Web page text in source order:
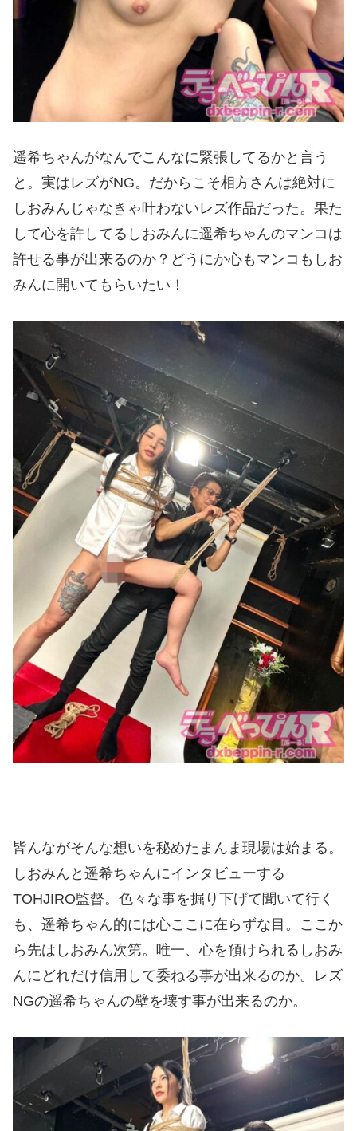
遥希ちゃんがなんでこんなに緊張してるかと言う
と。実はレズがNG。だからこそ相方さんは絶対に
しおみんじゃなきゃ叶わないレズ作品だった。果た
して心を許してるしおみんに遥希ちゃんのマンコは
許せる事が出来るのか？どうにか心もマンコもしお
みんに開いてもらいたい！
皆んながそんな想いを秘めたまんま現場は始まる。
しおみんと遥希ちゃんにインタビューする
TOHJIRO監督。色々な事を掘り下げて聞いて行く
も、遥希ちゃん的には心ここに在らずな目。ここか
ら先はしおみん次第。唯一、心を預けられるしおみ
んにどれだけ信用して委ねる事が出来るのか。レズ
NGの遥希ちゃんの壁を壊す事が出来るのか。